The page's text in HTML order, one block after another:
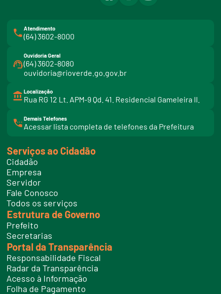
Atendimento
(64) 3602-8000
Ouvidoria Geral
(64) 3602-8080
ouvidoria@rioverde.go.gov.br
Localização
Rua RG 12 Lt. APM-9 Qd. 41. Residencial Gameleira II.
Demais Telefones
Acessar lista completa de telefones da Prefeitura
i
t
e
l
f
o
e
s
Serviços ao Cidadão
Cidadão
Empresa
Servidor
Fale Conosco
Todos os serviços
Estrutura de Governo
Prefeito
Secretarias
Portal da Transparência
Responsabilidade Fiscal
Radar da Transparência
Acesso à Informação
Folha de Pagamento